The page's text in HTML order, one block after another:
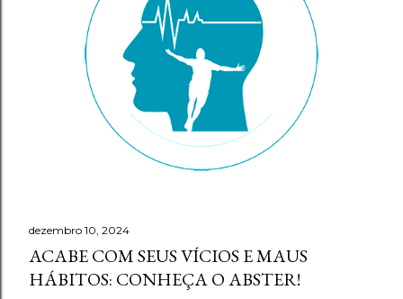
dezembro 10, 2024
ACABE COM SEUS VÍCIOS E MAUS
HÁBITOS: CONHEÇA O ABSTER!